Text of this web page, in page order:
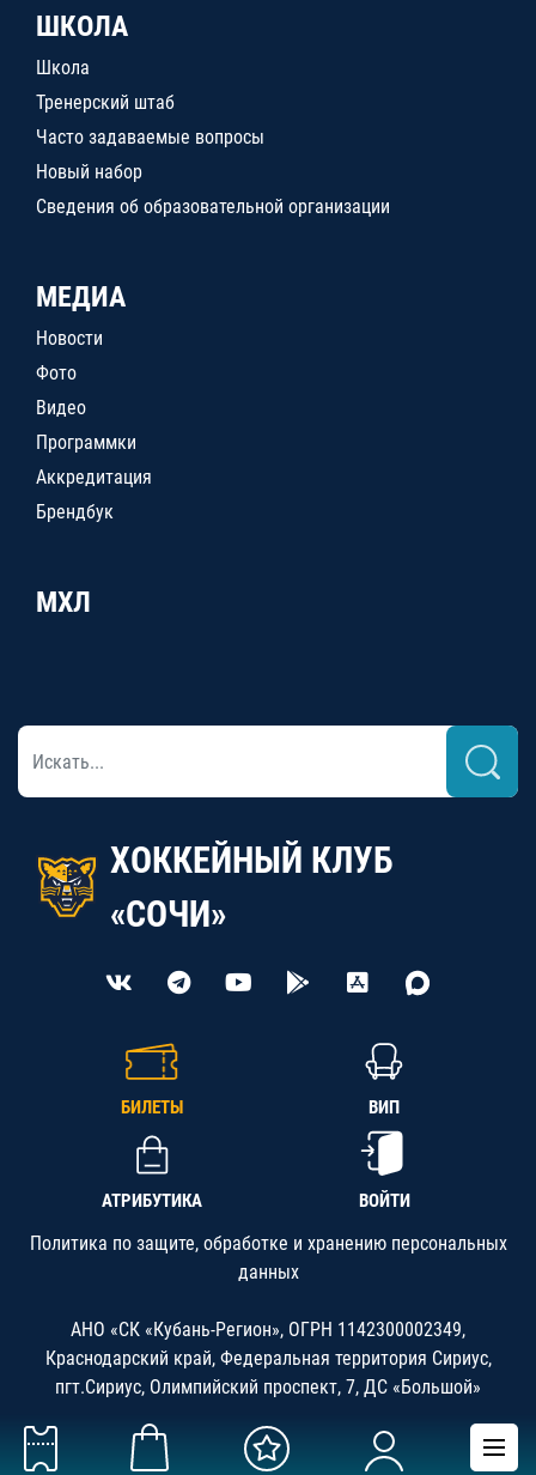
ШКОЛА
Школа
Тренерский штаб
Часто задаваемые вопросы
Новый набор
Сведения об образовательной организации
МЕДИА
Новости
Фото
Видео
Программки
Аккредитация
Брендбук
МХЛ
ХОККЕЙНЫЙ КЛУБ
«СОЧИ»
БИЛЕТЫ ВИП
АТРИБУТИКА ВОЙТИ
Политика по защите, обработке и хранению персональных
данных
АНО «СК «Кубань-Регион», ОГРН 1142300002349,
Краснодарский край, Федеральная территория Сириус,
пгт.Сириус, Олимпийский проспект, 7, ДС «Большой»